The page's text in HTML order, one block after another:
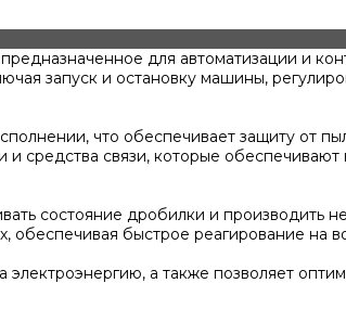
для автоматизации и
запуск и остановку машины,
что обеспечивает защиту от
средства связи, которые
состояние дробилки и производить
обеспечивая быстрое реагирование на
а также позволяет